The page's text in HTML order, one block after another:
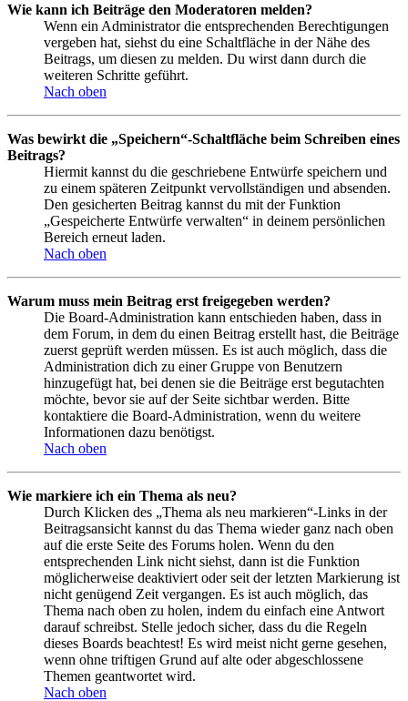
Wie kann ich Beiträge den Moderatoren melden?
Wenn ein Administrator die entsprechenden Berechtigungen
vergeben hat, siehst du eine Schaltfläche in der Nähe des
Beitrags, um diesen zu melden. Du wirst dann durch die
weiteren Schritte geführt.
Nach oben
Was bewirkt die „Speichern“-Schaltfläche beim Schreiben eines
Beitrags?
Hiermit kannst du die geschriebene Entwürfe speichern und
zu einem späteren Zeitpunkt vervollständigen und absenden.
Den gesicherten Beitrag kannst du mit der Funktion
„Gespeicherte Entwürfe verwalten“ in deinem persönlichen
Bereich erneut laden.
Nach oben
Warum muss mein Beitrag erst freigegeben werden?
Die Board-Administration kann entschieden haben, dass in
dem Forum, in dem du einen Beitrag erstellt hast, die Beiträge
zuerst geprüft werden müssen. Es ist auch möglich, dass die
Administration dich zu einer Gruppe von Benutzern
hinzugefügt hat, bei denen sie die Beiträge erst begutachten
möchte, bevor sie auf der Seite sichtbar werden. Bitte
kontaktiere die Board-Administration, wenn du weitere
Informationen dazu benötigst.
Nach oben
Wie markiere ich ein Thema als neu?
Durch Klicken des „Thema als neu markieren“-Links in der
Beitragsansicht kannst du das Thema wieder ganz nach oben
auf die erste Seite des Forums holen. Wenn du den
entsprechenden Link nicht siehst, dann ist die Funktion
möglicherweise deaktiviert oder seit der letzten Markierung ist
nicht genügend Zeit vergangen. Es ist auch möglich, das
Thema nach oben zu holen, indem du einfach eine Antwort
darauf schreibst. Stelle jedoch sicher, dass du die Regeln
dieses Boards beachtest! Es wird meist nicht gerne gesehen,
wenn ohne triftigen Grund auf alte oder abgeschlossene
Themen geantwortet wird.
Nach oben